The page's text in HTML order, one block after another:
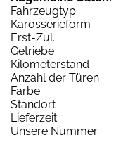
Fahrzeugtyp
Karosserieform
Erst-Zul.
Getriebe
Kilometerstand
Anzahl der Türen
Farbe
Standort
Lieferzeit
Unsere Nummer